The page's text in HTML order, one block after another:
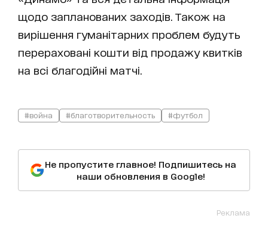
щодо запланованих заходів. Також на
вирішення гуманітарних проблем будуть
перераховані кошти від продажу квитків
на всі благодійні матчі.
#война #благотворительность #футбол
Не пропустите главное! Подпишитесь на
наши обновления в Google!
Реклама